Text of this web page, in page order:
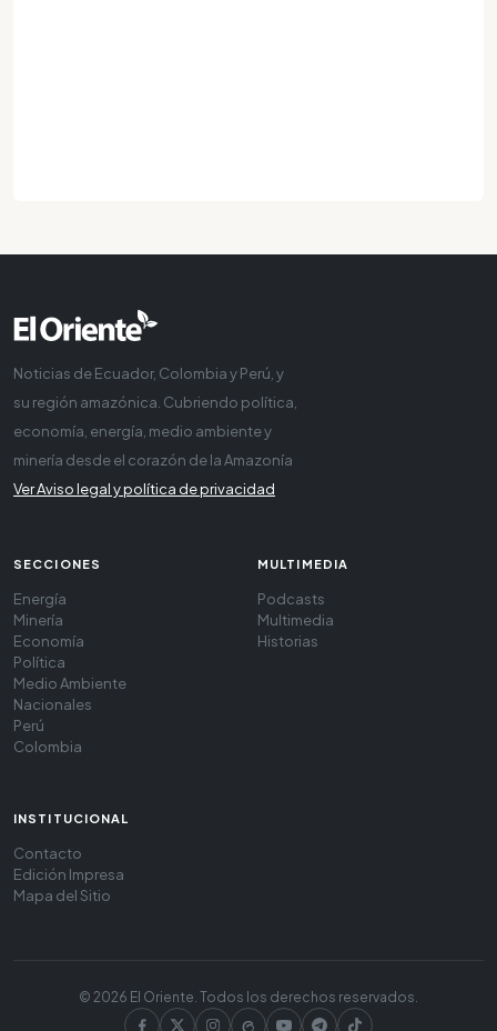
Noticias de Ecuador, Colombia y Perú, y
su región amazónica. Cubriendo política,
economía, energía, medio ambiente y
minería desde el corazón de la Amazonía
Ver Aviso legal y política de privacidad
SECCIONES
Energía
Minería
Economía
Política
Medio Ambiente
Nacionales
Perú
Colombia
MULTIMEDIA
Podcasts
Multimedia
Historias
INSTITUCIONAL
Contacto
Edición Impresa
Mapa del Sitio
© 2026 El Oriente. Todos los derechos reservados.